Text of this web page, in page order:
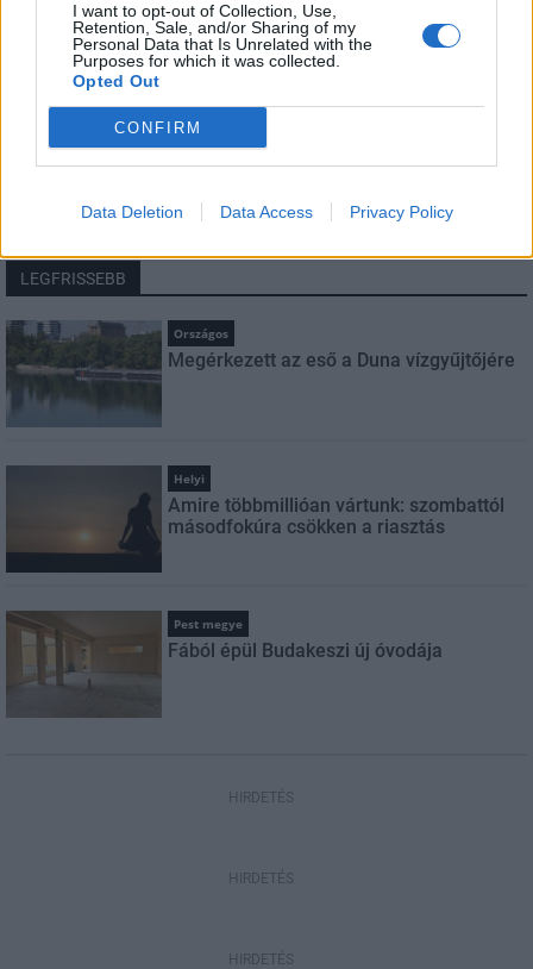
I want to opt-out of Collection, Use,
Retention, Sale, and/or Sharing of my
Personal Data that Is Unrelated with the
Purposes for which it was collected.
Opted Out
CONFIRM
Data Deletion Data Access Privacy Policy
E-mail cím
Feliratkozom a hírlevélre és elfogadom azadatvédelmi
szabályzatot!
LEGFRISSEBB
Országos
Megérkezett az eső a Duna vízgyűjtőjére
Helyi
Amire többmillióan vártunk: szombattól
másodfokúra csökken a riasztás
Pest megye
Fából épül Budakeszi új óvodája
HIRDETÉS
HIRDETÉS
HIRDETÉS